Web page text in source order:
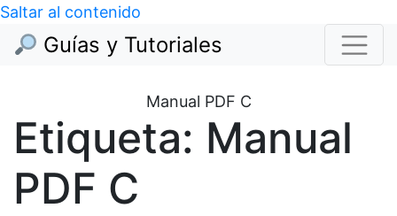
Saltar al contenido
Guías y Tutoriales
Manual PDF C
Etiqueta: Manual
PDF C